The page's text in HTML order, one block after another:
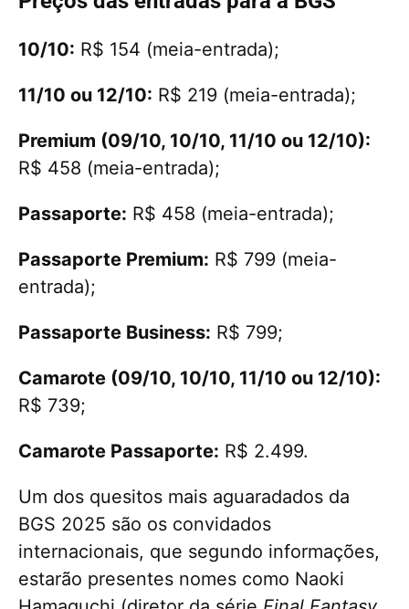
10/10: R$ 154 (meia-entrada);
11/10 ou 12/10: R$ 219 (meia-entrada);
Premium (09/10, 10/10, 11/10 ou 12/10):
R$ 458 (meia-entrada);
Passaporte: R$ 458 (meia-entrada);
Passaporte Premium: R$ 799 (meia-
entrada);
Passaporte Business: R$ 799;
Camarote (09/10, 10/10, 11/10 ou 12/10):
R$ 739;
Camarote Passaporte: R$ 2.499.
Um dos quesitos mais aguaradados da
BGS 2025 são os convidados
internacionais, que segundo informações,
estarão presentes nomes como Naoki